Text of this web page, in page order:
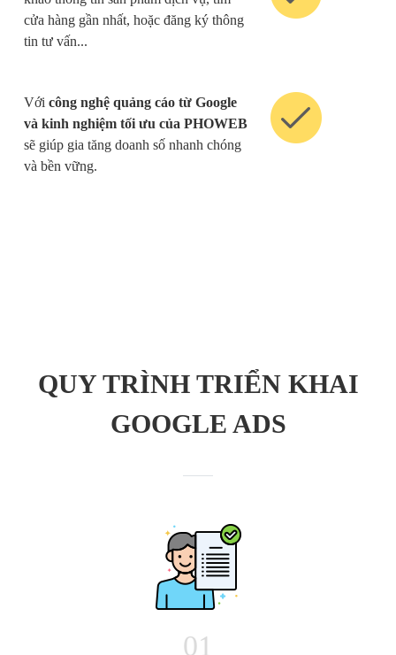
cửa hàng gần nhất, hoặc đăng ký thông
tin tư vấn...
Với công nghệ quảng cáo từ Google
và kinh nghiệm tối ưu của PHOWEB
sẽ giúp gia tăng doanh số nhanh chóng
và bền vững.
QUY TRÌNH TRIỂN KHAI
GOOGLE ADS
01